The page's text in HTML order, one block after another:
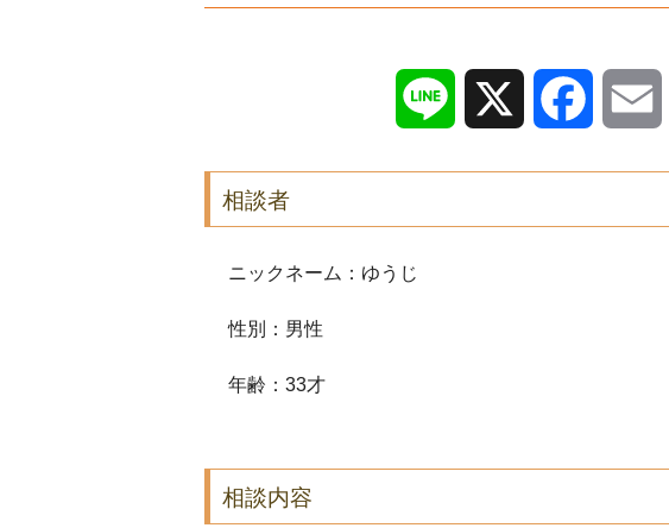
Line Facebook
相談者
ニックネーム：ゆうじ
性別：男性
年齢：33才
相談内容